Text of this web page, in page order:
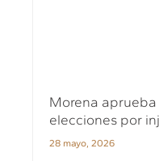
Morena
elecciones por
28 mayo, 2026